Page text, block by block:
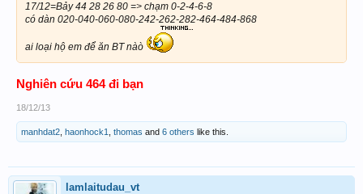
17/12=Bảy 44 28 26 80 => chạm 0-2-4-6-8
có dàn 020-040-060-080-242-262-282-464-484-868
ai loại hộ em để ăn BT nàò
Nghiên cứu 464 đi bạn
18/12/13
manhdat2 haonhock1 thomas and 6 others like this.
lamlaitudau_vt